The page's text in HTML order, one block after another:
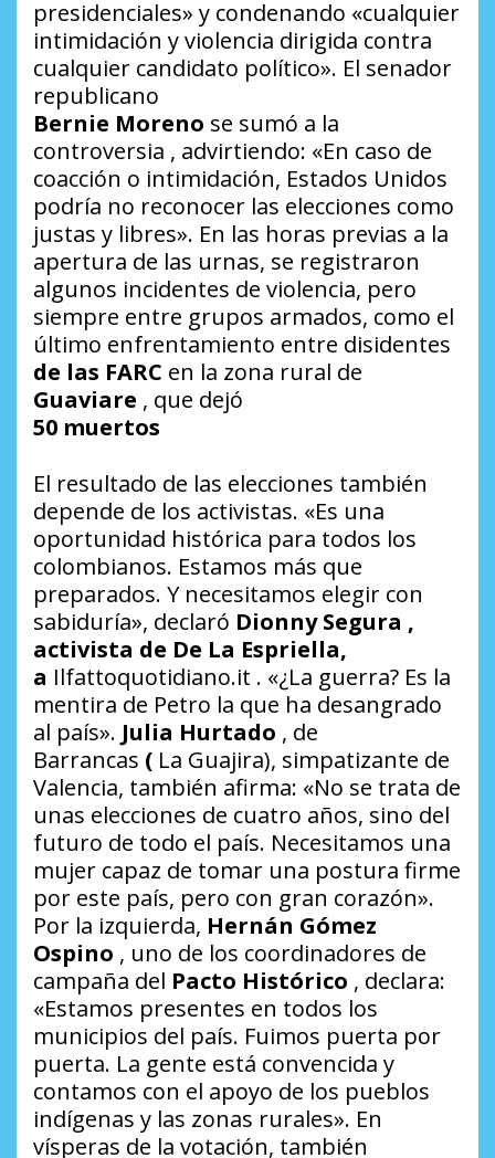
presidenciales» y condenando «cualquier
intimidación y violencia dirigida contra
cualquier candidato político». El senador
republicano
Bernie Moreno se sumó a la
controversia , advirtiendo: «En caso de
coacción o intimidación, Estados Unidos
podría no reconocer las elecciones como
justas y libres». En las horas previas a la
apertura de las urnas, se registraron
algunos incidentes de violencia, pero
siempre entre grupos armados, como el
último enfrentamiento entre disidentes
de las FARC en la zona rural de
Guaviare , que dejó
50 muertos
El resultado de las elecciones también
depende de los activistas. «Es una
oportunidad histórica para todos los
colombianos. Estamos más que
preparados. Y necesitamos elegir con
sabiduría», declaró Dionny Segura ,
activista de De La Espriella,
a Ilfattoquotidiano.it . «¿La guerra? Es la
mentira de Petro la que ha desangrado
al país». Julia Hurtado , de
Barrancas ( La Guajira), simpatizante de
Valencia, también afirma: «No se trata de
unas elecciones de cuatro años, sino del
futuro de todo el país. Necesitamos una
mujer capaz de tomar una postura firme
por este país, pero con gran corazón».
Por la izquierda, Hernán Gómez
Ospino , uno de los coordinadores de
campaña del Pacto Histórico , declara:
«Estamos presentes en todos los
municipios del país. Fuimos puerta por
puerta. La gente está convencida y
contamos con el apoyo de los pueblos
indígenas y las zonas rurales». En
vísperas de la votación, también